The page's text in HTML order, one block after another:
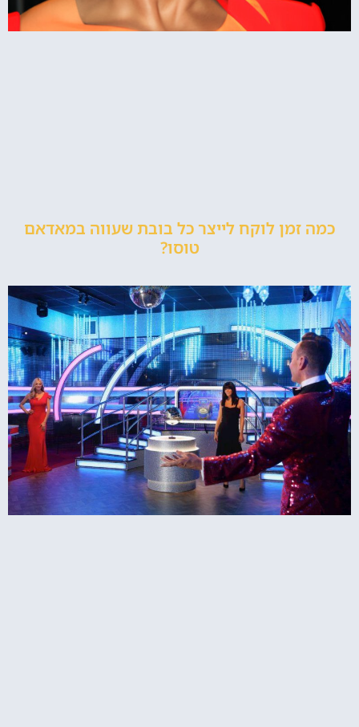
כמה זמן לוקח לייצר כל בובת שעווה במאדאם
טוסו?